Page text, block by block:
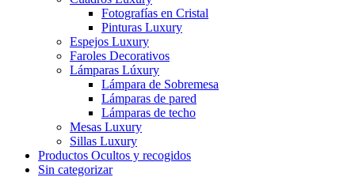
Fotografías en Cristal
Pinturas Luxury
Espejos Luxury
Faroles Decorativos
Lámparas Lúxury
Lámpara de Sobremesa
Lámparas de pared
Lámparas de techo
Mesas Luxury
Sillas Luxury
Productos Ocultos y recogidos
Sin categorizar